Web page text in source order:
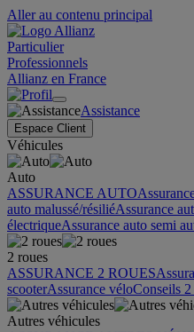
Aller au contenu principal
Particulier
Professionnels
Allianz en France
Assistance
Espace Client
Véhicules
Auto
ASSURANCE AUTO
auto malussé/résiliéAssurance
électriqueAssurance auto semi
2 roues
ASSURANCE 2 ROUES
scooterAssurance véloConseils 2
Autres véhicules